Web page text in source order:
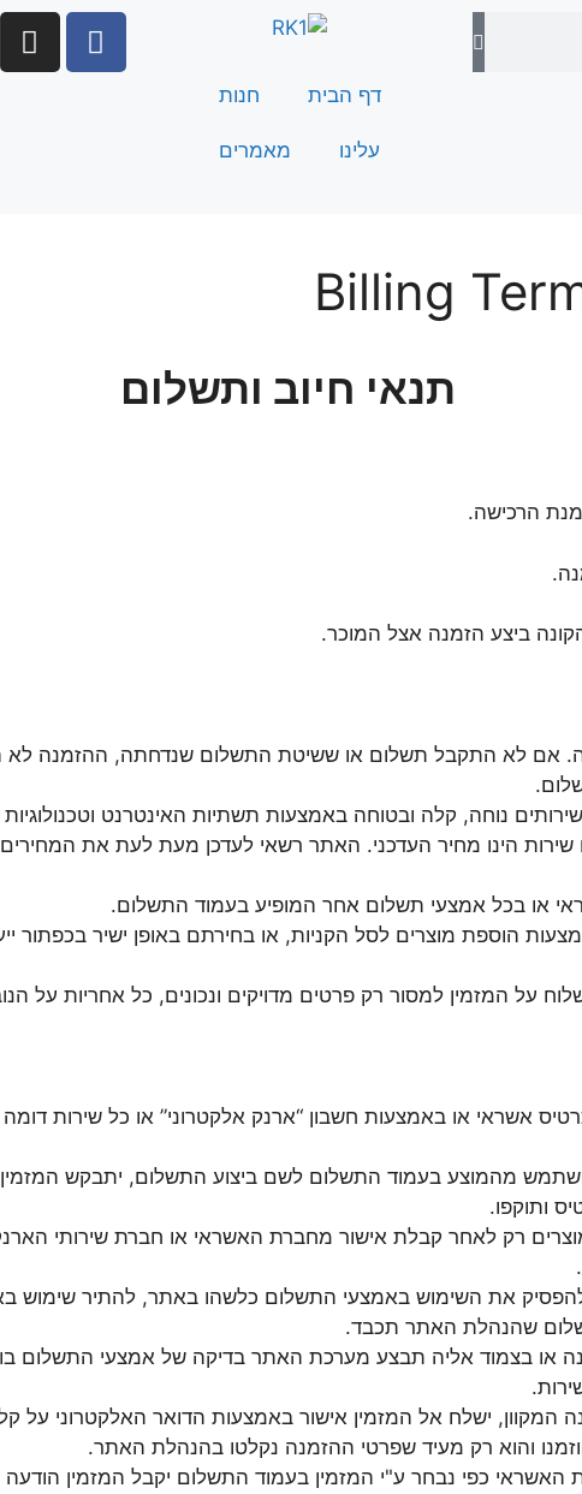
דף הבית חנות
עלינו מאמרים
Billing
תנאי חיוב ותשלום
הרכישה.
ביצע הזמנה אצל המוכר.
אם לא התקבל תשלום או ששיטת התשלום שנדחתה, ההזמנה לא
נוחה, קלה ובטוחה באמצעות תשתיות האינטרנט
שירות הינו מחיר העדכני. האתר רשאי לעדכן מעת לעת את
או בכל אמצעי תשלום אחר המופיע בעמוד התשלום.
הוספת מוצרים לסל הקניות, או בחירתם באופן ישיר בכפתור
על המזמין למסור רק פרטים מדויקים ונכונים, כל אחריות על
אשראי או באמצעות חשבון “ארנק אלקטרוני” או כל שירות
מהמוצע בעמוד התשלום לשם ביצוע התשלום, יתבקש
ותוקפו.
רק לאחר קבלת אישור מחברת האשראי או חברת שירותי
את השימוש באמצעי התשלום כלשהו באתר, להתיר שימוש
שהנהלת האתר תכבד.
או בצמוד אליה תבצע מערכת האתר בדיקה של אמצעי התשלום
ישלח אל המזמין אישור באמצעות הדואר האלקטרוני על
והוא רק מעיד שפרטי ההזמנה נקלטו בהנהלת האתר.
כפי נבחר ע"י המזמין בעמוד התשלום יקבל המזמין